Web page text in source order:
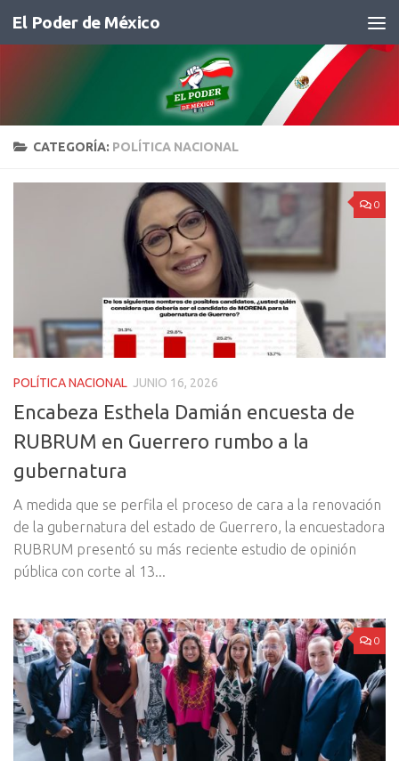
Saltar al contenido
El Poder de México
CATEGORÍA: POLÍTICA NACIONAL
0
POLÍTICA NACIONAL JUNIO 16, 2026
Encabeza Esthela Damián encuesta de
RUBRUM en Guerrero rumbo a la
gubernatura
A medida que se perfila el proceso de cara a la renovación
de la gubernatura del estado de Guerrero, la encuestadora
RUBRUM presentó su más reciente estudio de opinión
pública con corte al 13...
0